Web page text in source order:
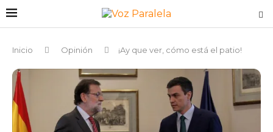
Inicio Opinión ¡Ay que ver, cómo está el patio!